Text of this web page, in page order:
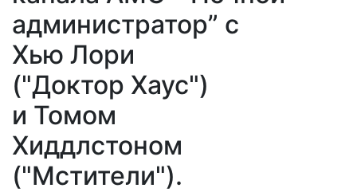
администратор” c
Хью Лори
("Доктор Хаус")
и Томом
Хиддлстоном
("Мстители").